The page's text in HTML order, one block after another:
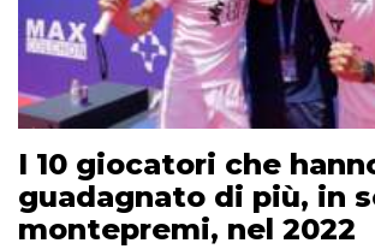
I 10 giocatori che
guadagnato di più, in
montepremi, nel 2022